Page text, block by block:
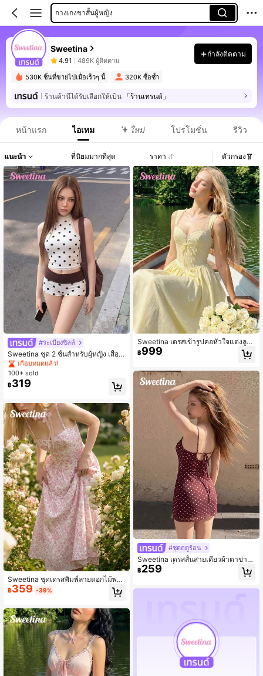
กางเกงขาสั้นผู้หญิง
ชุดเดรสยาวผู้หญิง
Sweetina
4.91 489K ผู้ติดตาม
กำลังติดตาม
530K ชิ้นที่ขายไปเมื่อเร็วๆ นี้ 320K ซื้อซ้ำ
ร้านค้านี้ได้รับเลือกให้เป็น 「ร้านเทรนด์」
หน้าแรก ไอเทม ใหม่ โปรโมชั่น รีวิว
แนะนำ ที่นิยมมากที่สุด ราคา ตัวกรอง
#ระเบียงชิลล์
Sweetina ชุด 2 ชิ้นสำหรับผู้หญิง เสื้อก
ล้ามเข้ารูปพิมพ์ลายจุดสีบล็อกหลังเปิด
และกางเกงขาสั้นเอวพับ
#1 ขายดี
เกือบหมดแล้ว!
#1 ขายดี
เกือบหมดแล้ว!
#1 ขายดี
เกือบหมดแล้ว!
#1 ขายดี
100+ sold
฿319
Sweetina ชุดเดรสพิมพ์ลายดอกไม้พร้อ
มกระโปรงบานทรงโอเวอร์ไซส์, สไตล์วั
นหยุด
฿359 -39%
Sweetina เดรสเข้ารูปคอหัวใจแต่งลูกไ
ม้
฿999
#ชุดฤดูร้อน
Sweetina เดรสสั้นสายเดี่ยวผ้าตาข่าย
ลายจุดเซ็กซี่เปิดหลัง
฿259